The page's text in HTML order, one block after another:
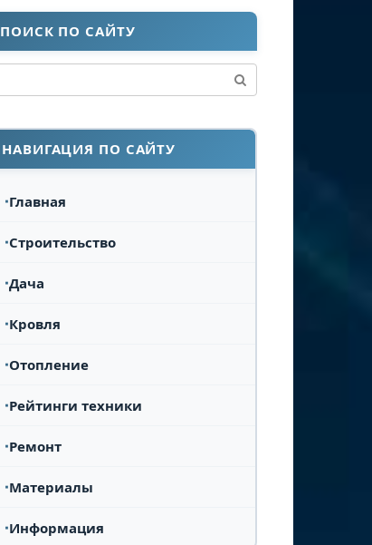
ПОИСК ПО САЙТУ
НАВИГАЦИЯ ПО САЙТУ
Главная
Строительство
Дача
Кровля
Отопление
Рейтинги техники
Ремонт
Материалы
Информация